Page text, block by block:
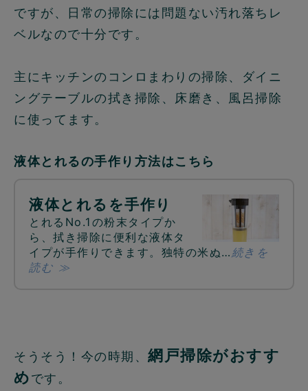
ですが、日常の掃除には問題ない汚れ落ちレ
ベルなので十分です。
主にキッチンのコンロまわりの掃除、ダイニ
ングテーブルの拭き掃除、床磨き、風呂掃除
に使ってます。
液体とれるの手作り方法はこちら
液体とれるを手作り
とれるNo.1の粉末タイプか
ら、拭き掃除に便利な液体タ
イプが手作りできます。独特の米ぬ… 続きを
読む ≫
そうそう！今の時期、 網戸掃除がおすす
めです。